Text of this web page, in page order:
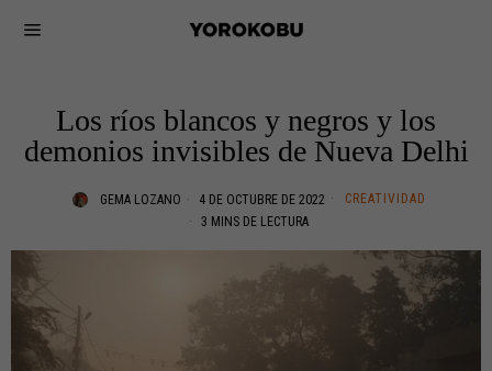
Los ríos blancos y negros y los
demonios invisibles de Nueva Delhi
GEMA LOZANO 4 DE OCTUBRE DE 2022
CREATIVIDAD
3 MINS DE LECTURA